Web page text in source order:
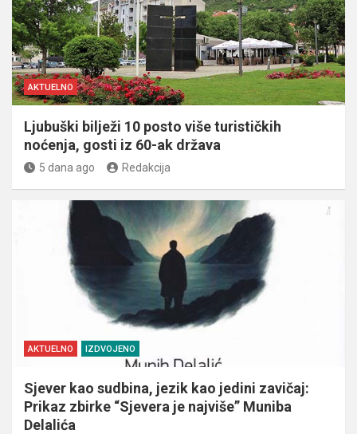
AKTUELNO
Ljubuški bilježi 10 posto više turističkih
noćenja, gosti iz 60-ak država
5 dana ago Redakcija
AKTUELNO IZDVOJENO
Sjever kao sudbina, jezik kao jedini zavičaj:
Prikaz zbirke “Sjevera je najviše” Muniba
Delalića